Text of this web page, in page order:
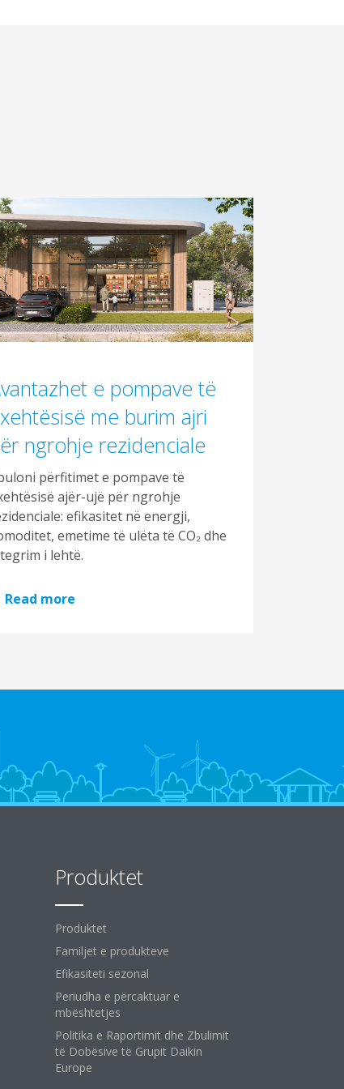
e pompave të
me burim ajri
ngrohje rezidenciale
përfitimet e pompave të
ajër-ujë për ngrohje
efikasitet në energji,
emetime të ulëta të CO₂ dhe
i lehtë.
Read more
Produktet
Produktet
Familjet e produkteve
Efikasiteti sezonal
Periudha e përcaktuar e
mbështetjes
Politika e Raportimit dhe Zbulimit
të Dobësive të Grupit Daikin
Europe